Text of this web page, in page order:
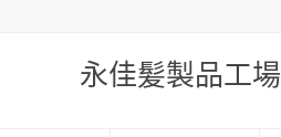
永佳髪製品工場